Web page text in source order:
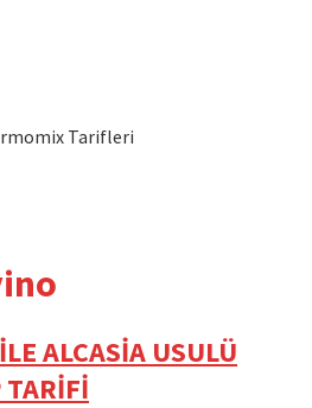
Tarifleri
ALCASİA USULÜ
TARİFİ